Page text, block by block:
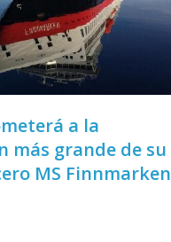
a la
más grande de su
MS Finnmarken